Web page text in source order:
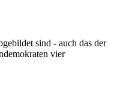
sind - auch das der
vier